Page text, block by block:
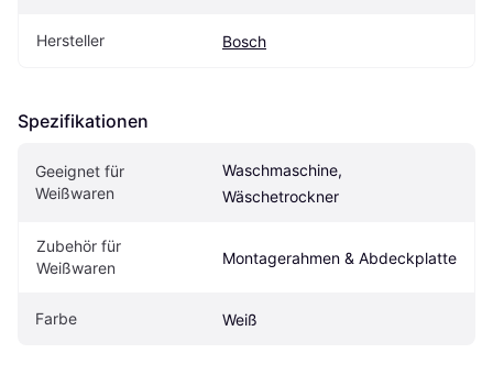
Hersteller Bosch
Spezifikationen
Geeignet für
Weißwaren
Waschmaschine,
Wäschetrockner
Zubehör für
Weißwaren
Montagerahmen & Abdeckplatte
Farbe Weiß